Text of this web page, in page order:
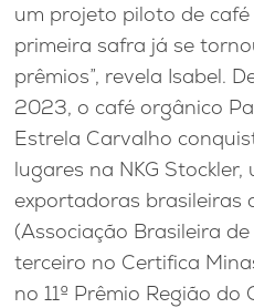
um projeto piloto de
primeira safra já se
prêmios”, revela Isabel.
2023, o café orgânico
Estrela Carvalho
lugares na NKG
exportadoras brasileiras
(Associação Brasileira
terceiro no Certifica
no 11º Prêmio Região